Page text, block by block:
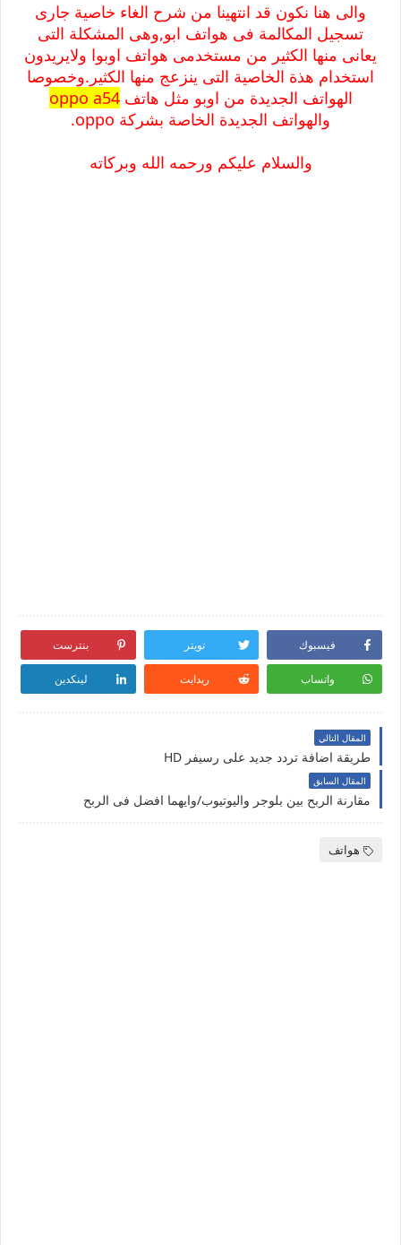
والى هنا نكون قد انتهينا من شرح الغاء خاصية جارى
تسجيل المكالمة فى هواتف ابو,وهى المشكلة التى
يعانى منها الكثير من مستخدمى هواتف اوبوا ولايريدون
استخدام هذة الخاصية التى ينزعج منها الكثير.وخصوصا
الهواتف الجديدة من اوبو مثل هاتفoppo a54
والهواتف الجديدة الخاصة بشركة oppo.
والسلام عليكم ورحمه الله وبركاته
فيسبوك تويتر بنترست
واتساب ريدايت لينكدين
المقال التالي
طريقة اضافة تردد جديد على رسيفر HD
المقال السابق
مقارنة الربح بين بلوجر واليوتيوب/وايهما افضل فى الربح
هواتف